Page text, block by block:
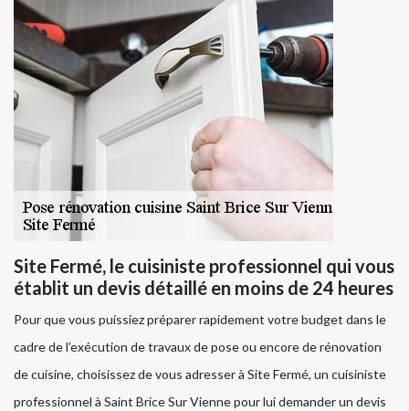
Site Fermé, le cuisiniste professionnel qui vous
établit un devis détaillé en moins de 24 heures
Pour que vous puissiez préparer rapidement votre budget dans le
cadre de l’exécution de travaux de pose ou encore de rénovation
de cuisine, choisissez de vous adresser à Site Fermé, un cuisiniste
professionnel à Saint Brice Sur Vienne pour lui demander un devis